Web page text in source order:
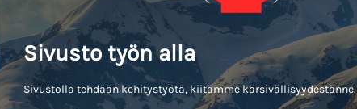
Sivusto työn alla
Sivustolla tehdään kehitystyötä, kiitämme kärsivällisyydestänne.